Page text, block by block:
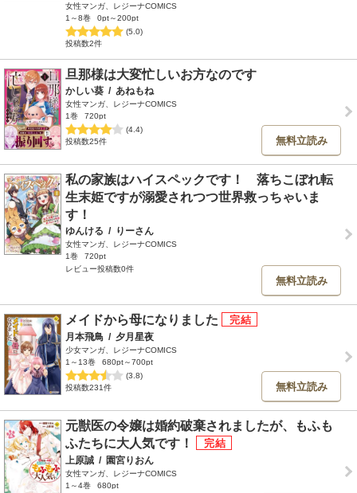
女性マンガ、レジーナCOMICS
1～8巻
0pt～200pt
(5.0)
投稿数2件
旦那様は大変忙しいお方なのです
かしい葵 / あねもね
女性マンガ、レジーナCOMICS
1巻
720pt
(4.4)
投稿数25件
無料立読み
私の家族はハイスペックです！ 落ちこぼれ転
生末姫ですが溺愛されつつ世界救っちゃいま
す！
ゆんける / りーさん
女性マンガ、レジーナCOMICS
1巻
720pt
レビュー投稿数0件
無料立読み
メイドから母になりました
月本飛鳥 / 夕月星夜
少女マンガ、レジーナCOMICS
1～13巻
680pt～700pt
(3.8)
投稿数231件
無料立読み
元獣医の令嬢は婚約破棄されましたが、もふも
ふたちに大人気です！
上原誠 / 園宮りおん
女性マンガ、レジーナCOMICS
1～4巻
680pt